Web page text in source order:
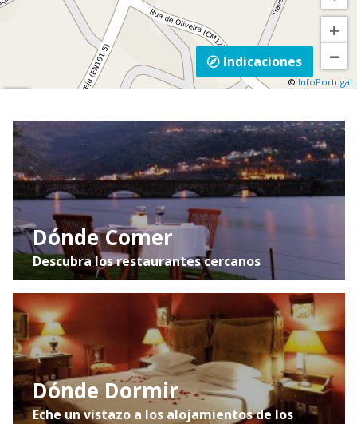
Marco de Canaveses:
N211 Baião » Rota
Românico/Igreja de Tabuado.
+
−
© InfoPortugal
Satélite
Trânsito
Indicaciones
Dónde Comer
Descubra los restaurantes cercanos
Dónde Dormir
Eche un vistazo a los alojamientos de los